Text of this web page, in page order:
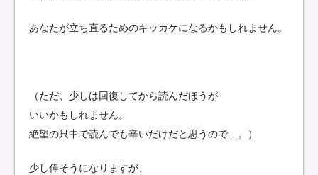
あなたが立ち直るためのキッカケになるかもしれません。
（ただ、少しは回復してから読んだほうが
いいかもしれません。
絶望の只中で読んでも辛いだけだと思うので…。）
少し偉そうになりますが、